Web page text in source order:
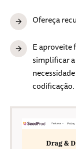
Ofereça
E aproveite
simplificar
codificação.